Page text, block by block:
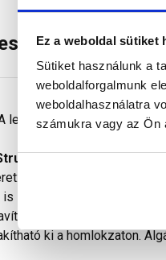
Ez a weboldal sütiket
Sütiket használunk a
weboldalforgalmunk
weboldalhasználatra
számukra vagy az Ön
leírás
leírás végén fontos
Primo
2 mm. Viszonylag
tartalmaz. Az anyag
adalékokat tartalmaz.
ki a homlokzaton.